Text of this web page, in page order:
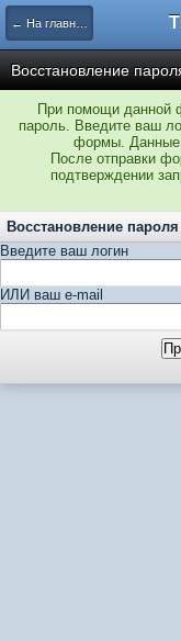
← На главную
Восстановление
При помощи данной
пароль. Введите ваш
формы. Данные
После отправки
подтверждении
Восстановление пароля
Введите ваш логин
ИЛИ ваш e-mail